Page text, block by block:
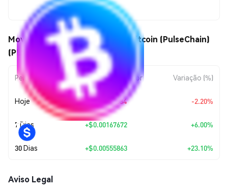
$0.029622
Movimentos de preço de PulseBitcoin (PulseChain)
(PLSB)
Período Variação do Valor Variação (%)
Hoje $-0.00066634 -2.20%
7 Dias +$0.00167672 +6.00%
30 Dias +$0.00555863 +23.10%
Aviso Legal